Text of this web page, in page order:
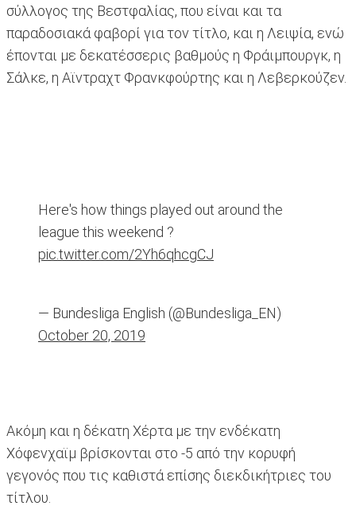
σύλλογος της Βεστφαλίας, που είναι και τα
παραδοσιακά φαβορί για τον τίτλο, και η Λειψία, ενώ
έπονται με δεκατέσσερις βαθμούς η Φράιμπουργκ, η
Σάλκε, η Αϊντραχτ Φρανκφούρτης και η Λεβερκούζεν.
Here's how things played out around the
league this weekend ?
pic.twitter.com/2Yh6qhcgCJ
— Bundesliga English (@Bundesliga_EN)
October 20, 2019
Ακόμη και η δέκατη Χέρτα με την ενδέκατη
Χόφενχαϊμ βρίσκονται στο -5 από την κορυφή
γεγονός που τις καθιστά επίσης διεκδικήτριες του
τίτλου.